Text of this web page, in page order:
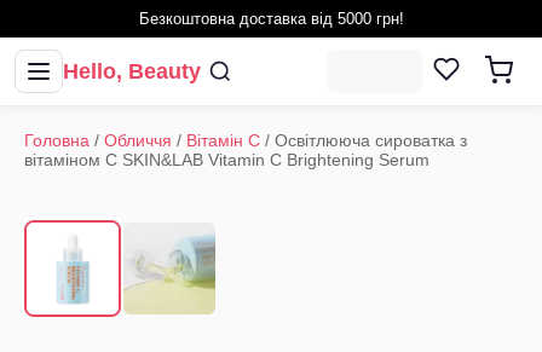
Безкоштовна доставка від 5000 грн!
Hello, Beauty
Головна / Обличчя / Вітамін С / Освітлююча сироватка з
вітаміном С SKIN&LAB Vitamin C Brightening Serum